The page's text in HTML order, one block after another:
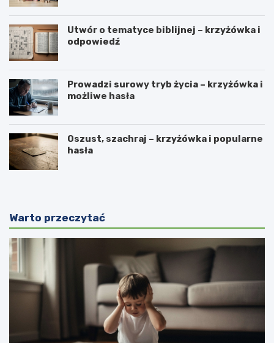
Utwór o tematyce biblijnej – krzyżówka i
odpowiedź
Prowadzi surowy tryb życia – krzyżówka i
możliwe hasła
Oszust, szachraj – krzyżówka i popularne
hasła
Warto przeczytać